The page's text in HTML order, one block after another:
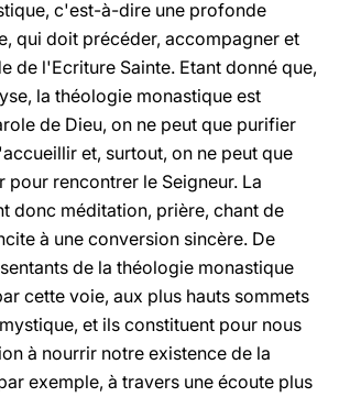
c'est-à-dire une profonde
qui doit précéder, accompagner et
de l'Ecriture Sainte. Etant donné que,
la théologie monastique est
de Dieu, on ne peut que purifier
et, surtout, on ne peut que
pour rencontrer le Seigneur. La
donc méditation, prière, chant de
à une conversion sincère. De
de la théologie monastique
cette voie, aux plus hauts sommets
et ils constituent pour nous
à nourrir notre existence de la
exemple, à travers une écoute plus